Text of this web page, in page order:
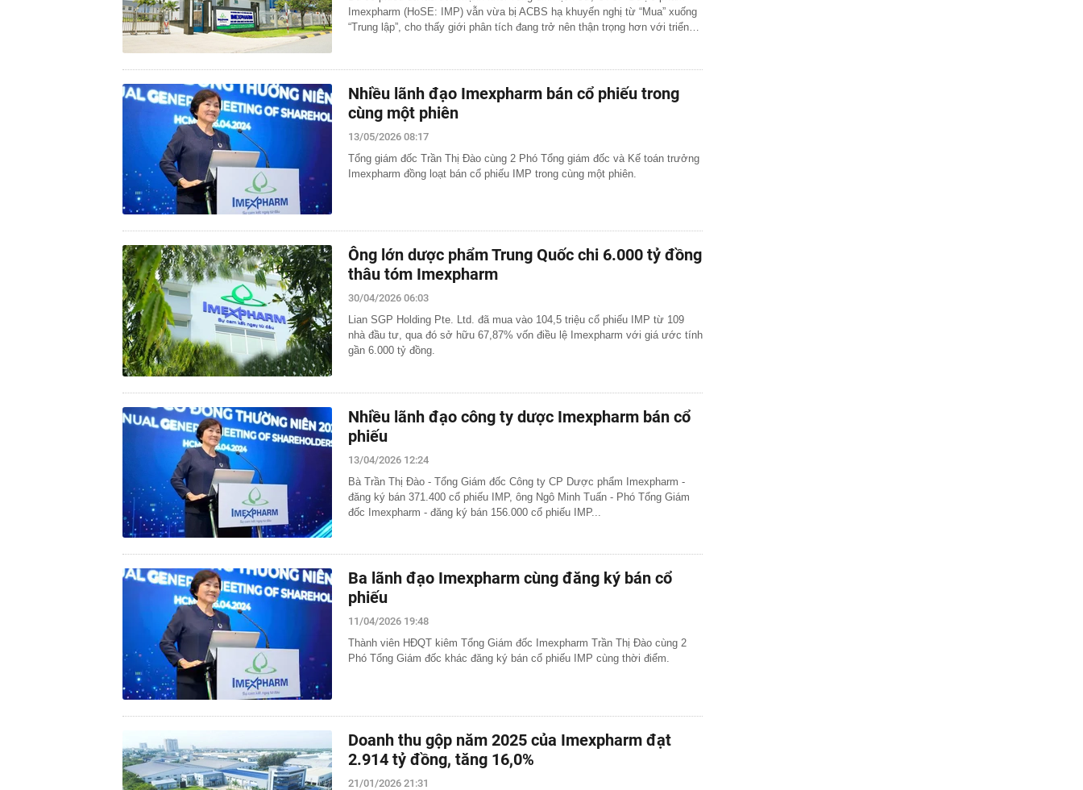
Imexpharm (HoSE: IMP) vẫn vừa bị ACBS hạ khuyến nghị từ “Mua” xuống
“Trung lập”, cho thấy giới phân tích đang trở nên thận trọng hơn với triển…
Nhiều lãnh đạo Imexpharm bán cổ phiếu trong
cùng một phiên
13/05/2026 08:17
Tổng giám đốc Trần Thị Đào cùng 2 Phó Tổng giám đốc và Kế toán trưởng
Imexpharm đồng loạt bán cổ phiếu IMP trong cùng một phiên.
Ông lớn dược phẩm Trung Quốc chi 6.000 tỷ đồng
thâu tóm Imexpharm
30/04/2026 06:03
Lian SGP Holding Pte. Ltd. đã mua vào 104,5 triệu cổ phiếu IMP từ 109
nhà đầu tư, qua đó sở hữu 67,87% vốn điều lệ Imexpharm với giá ước tính
gần 6.000 tỷ đồng.
Nhiều lãnh đạo công ty dược Imexpharm bán cổ
phiếu
13/04/2026 12:24
Bà Trần Thị Đào - Tổng Giám đốc Công ty CP Dược phẩm Imexpharm -
đăng ký bán 371.400 cổ phiếu IMP, ông Ngô Minh Tuấn - Phó Tổng Giám
đốc Imexpharm - đăng ký bán 156.000 cổ phiếu IMP...
Ba lãnh đạo Imexpharm cùng đăng ký bán cổ
phiếu
11/04/2026 19:48
Thành viên HĐQT kiêm Tổng Giám đốc Imexpharm Trần Thị Đào cùng 2
Phó Tổng Giám đốc khác đăng ký bán cổ phiếu IMP cùng thời điểm.
Doanh thu gộp năm 2025 của Imexpharm đạt
2.914 tỷ đồng, tăng 16,0%
21/01/2026 21:31